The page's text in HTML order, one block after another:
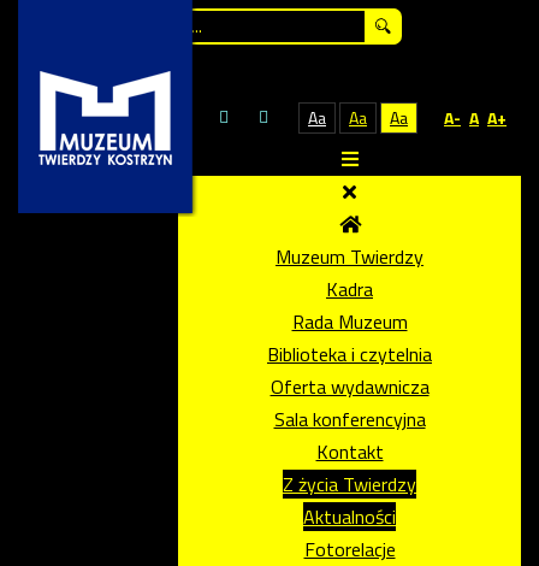
Aa Aa Aa A- A A+
Muzeum Twierdzy
Kadra
Rada Muzeum
Biblioteka i czytelnia
Oferta wydawnicza
Sala konferencyjna
Kontakt
Z życia Twierdzy
Aktualności
Fotorelacje